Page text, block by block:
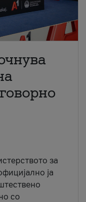
за
ја
со